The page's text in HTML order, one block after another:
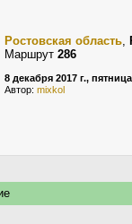
Ростовская область,
Маршрут 286
8 декабря 2017 г., пятница
Автор: mixkol